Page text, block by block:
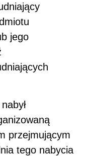
jego
przejmującym
tego nabycia